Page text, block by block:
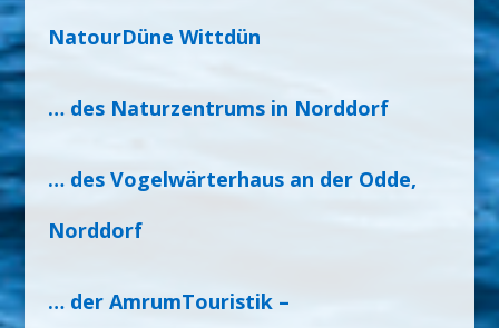
NatourDüne Wittdün
… des Naturzentrums in Norddorf
… des Vogelwärterhaus an der Odde,
Norddorf
… der AmrumTouristik –